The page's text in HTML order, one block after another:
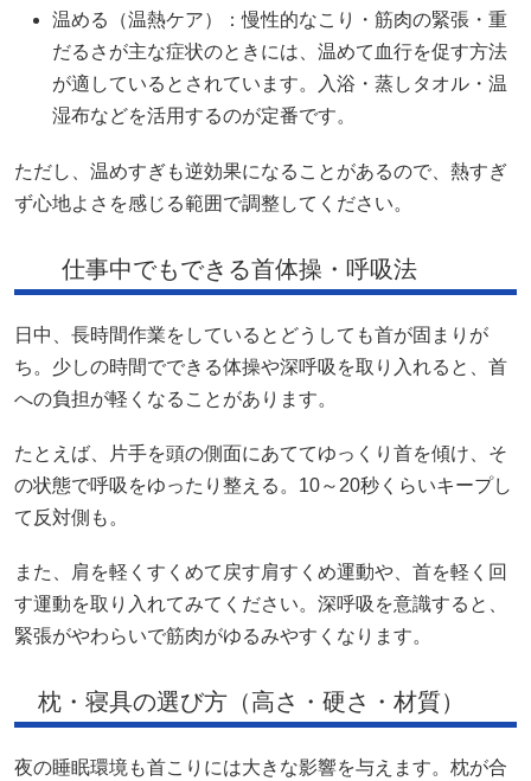
温める（温熱ケア）：慢性的なこり・筋肉の緊張・重
だるさが主な症状のときには、温めて血行を促す方法
が適しているとされています。入浴・蒸しタオル・温
湿布などを活用するのが定番です。
ただし、温めすぎも逆効果になることがあるので、熱すぎ
ず心地よさを感じる範囲で調整してください。
仕事中でもできる首体操・呼吸法
日中、長時間作業をしているとどうしても首が固まりが
ち。少しの時間でできる体操や深呼吸を取り入れると、首
への負担が軽くなることがあります。
たとえば、片手を頭の側面にあててゆっくり首を傾け、そ
の状態で呼吸をゆったり整える。10～20秒くらいキープし
て反対側も。
また、肩を軽くすくめて戻す肩すくめ運動や、首を軽く回
す運動を取り入れてみてください。深呼吸を意識すると、
緊張がやわらいで筋肉がゆるみやすくなります。
枕・寝具の選び方（高さ・硬さ・材質）
夜の睡眠環境も首こりには大きな影響を与えます。枕が合